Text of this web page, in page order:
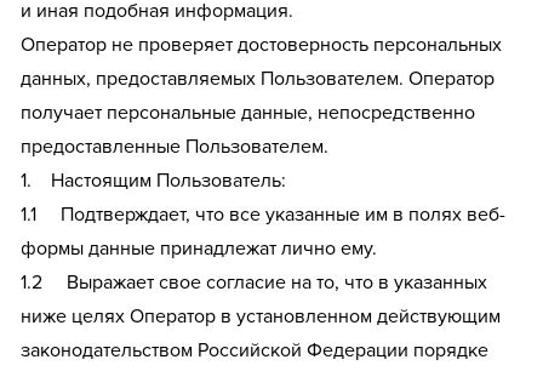
и иная подобная информация.
Оператор не проверяет достоверность персональных
данных, предоставляемых Пользователем. Оператор
получает персональные данные, непосредственно
предоставленные Пользователем.
1. Настоящим Пользователь:
1.1 Подтверждает, что все указанные им в полях веб-
формы данные принадлежат лично ему.
1.2 Выражает свое согласие на то, что в указанных
ниже целях Оператор в установленном действующим
законодательством Российской Федерации порядке